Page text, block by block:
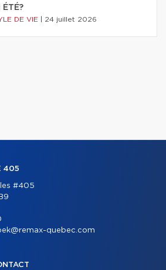
ÉTÉ?
DE VIE 24 juillet 2026
405
#405
quebec.com